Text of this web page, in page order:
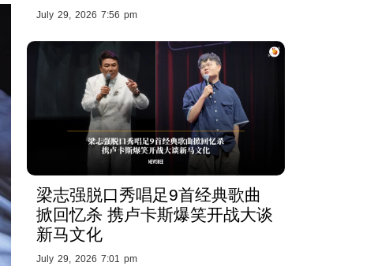
July 29, 2026 7:56 pm
梁志强脱口秀唱足9首经典歌曲
掀回忆杀 携卢卡斯爆笑开战大谈
新马文化
July 29, 2026 7:01 pm